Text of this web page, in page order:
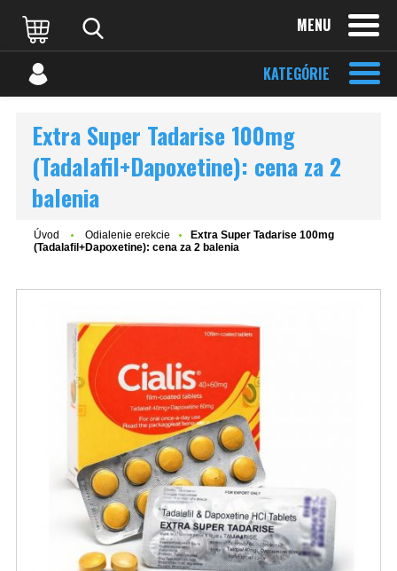
MENU
KATEGÓRIE
Extra Super Tadarise 100mg
(Tadalafil+Dapoxetine): cena za 2
balenia
Úvod Odialenie erekcie
Extra Super Tadarise 100mg
(Tadalafil+Dapoxetine): cena za 2 balenia